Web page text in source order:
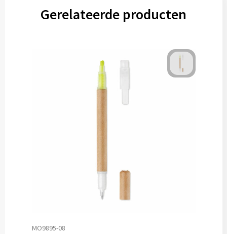
Gerelateerde producten
MO9895-08